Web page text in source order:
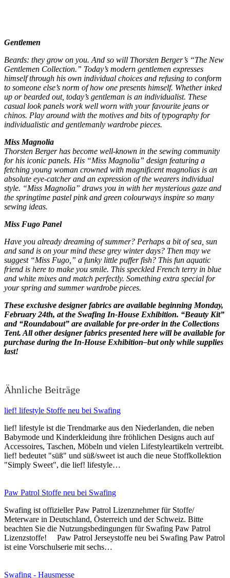
Gentlemen
Beards: they grow on you. And so will Thorsten Berger’s “The New
Gentlemen Collection.” Today’s modern gentlemen expresses
himself through his own individual choices and refusing to conform
to someone else’s norm of how one presents himself. Whether inked
up or bearded out, today’s gentleman is an individualist. These
casual look panels work well worn with your favourite jeans or
chinos. Play around with the motives and bits of typography for
individualistic and gentlemanly wardrobe pieces.
Miss Magnolia
Thorsten Berger has become well-known in the sewing community
for his iconic panels. His “Miss Magnolia” design featuring a
fetching young woman crowned with magnificent magnolias is an
absolute eye-catcher and an expression of the wearers individual
style. “Miss Magnolia” draws you in with her mysterious gaze and
the springtime pastel pink and green colourways inspire so many
sewing ideas.
Miss Fugo Panel
Have you already dreaming of summer? Perhaps a bit of sea, sun
and sand is on your mind these grey winter days? Then may we
suggest “Miss Fugo,” a funky little puffer fish? This fun aquatic
friend is here to make you smile. This speckled French terry in blue
and white mixes and match perfectly. Something extra special for
your spring and summer wardrobe pieces.
These exclusive designer fabrics are available beginning Monday,
February 24th, at the Swafing In-House Exhibition. “Beauty Kit”
and “Roundabout” are available for pre-order in the Collections
Tent. All other designer fabrics presented here will be available for
purchase during the In-House Exhibition–but only while supplies
last!
Ähnliche Beiträge
lief! lifestyle Stoffe neu bei Swafing
lief! lifestyle ist die Trendmarke aus den Niederlanden, die neben
Babymode und Kinderkleidung ihre fröhlichen Designs auch auf
Accessoires, Taschen, Möbeln und vielen Lifestyleartikeln vertreibt.
lief! bedeutet "süß" und süß/sweet ist auch die neue Stoffkollektion
"Simply Sweet", die lief! lifestyle…
Paw Patrol Stoffe neu bei Swafing
Swafing ist offizieller Paw Patrol Lizenznehmer für Stoffe/
Meterware in Deutschland, Österreich und der Schweiz. Bitte
beachten Sie die Nutzungsbedingungen für Swafing Paw Patrol
Lizenzstoffe! Paw Patrol Jerseystoffe neu bei Swafing Paw Patrol
ist eine Vorschulserie mit sechs…
Swafing - Hausmesse